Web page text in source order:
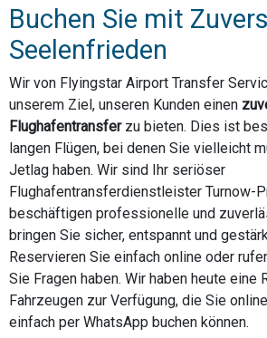
Buchen Sie mit
Seelenfrieden
Wir von Flyingstar Airport Transfer
unserem Ziel, unseren Kunden einen
Flughafentransferzu bieten. Dies ist
langen Flügen, bei denen Sie vielleicht
Jetlag haben. Wir sind Ihr seriöser
Flughafentransferdienstleister Turnow-
beschäftigen professionelle und
bringen Sie sicher, entspannt und
Reservieren Sie einfach online oder
Sie Fragen haben. Wir haben heute eine
Fahrzeugen zur Verfügung, die Sie
einfach per WhatsApp buchen können.